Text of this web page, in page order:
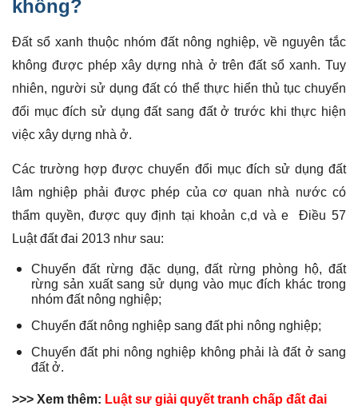
không?
Đất sổ xanh thuộc nhóm đất nông nghiệp, về nguyên tắc
không được phép xây dựng nhà ở trên đất sổ xanh. Tuy
nhiên, người sử dụng đất có thể thực hiển thủ tục chuyển
đổi mục đích sử dụng đất sang đất ở trước khi thực hiện
việc xây dựng nhà ở.
Các trường hợp được chuyển đổi mục đích sử dụng đất
lâm nghiệp phải được phép của cơ quan nhà nước có
thẩm quyền, được quy định tại khoản c,d và e Điều 57
Luật đất đai 2013 như sau:
Chuyển đất rừng đặc dụng, đất rừng phòng hộ, đất
rừng sản xuất sang sử dụng vào mục đích khác trong
nhóm đất nông nghiệp;
Chuyển đất nông nghiệp sang đất phi nông nghiệp;
Chuyển đất phi nông nghiệp không phải là đất ở sang
đất ở.
>>> Xem thêm: Luật sư giải quyết tranh chấp đất đai